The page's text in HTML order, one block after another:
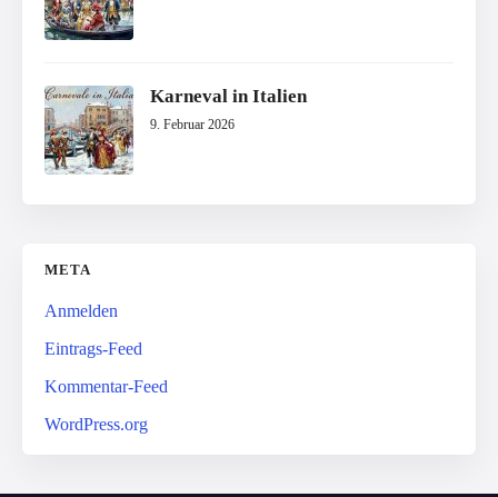
Karneval in Italien
9. Februar 2026
META
Anmelden
Eintrags-Feed
Kommentar-Feed
WordPress.org